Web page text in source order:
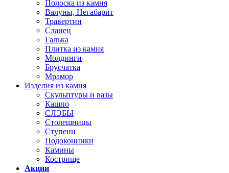
Полоска из камня
Валуны, Негабарит
Травертин
Сланец
Галька
Плитка из камня
Молдинги
Брусчатка
Мрамор
Изделия из камня
Скульптуры и вазы
Кашпо
СЛЭБЫ
Столешницы
Ступени
Подоконники
Камины
Кострище
Акции